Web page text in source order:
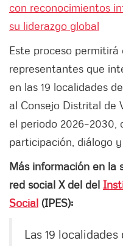
con reconocimientos
su liderazgo global
Este proceso permitirá
representantes que
en las 19 localidades de
al Consejo Distrital de
el periodo 2026–2030,
participación, diálogo
Más información en la
red social X del del
Social (IPES):
Las 19